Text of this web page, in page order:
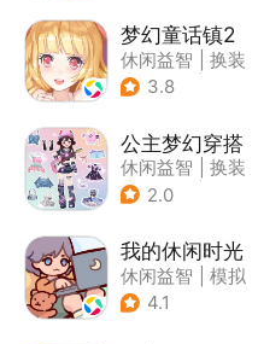
梦幻童话镇2
休闲益智
换装
| 女性向
3.8
公主梦幻穿搭
休闲益智
换装
| 女性向
2.0
我的休闲时光
休闲益智
模拟
4.1